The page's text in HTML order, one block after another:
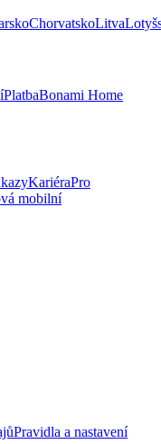
ChorvatskoLitva
PlatbaBonami Home
KariéraPro
mobilní
Pravidla a nastavení